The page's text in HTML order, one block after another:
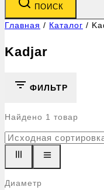
ПОИСК
Главная / Каталог /
Kadjar
ФИЛЬТР
Найдено 1 товар
Диаметр